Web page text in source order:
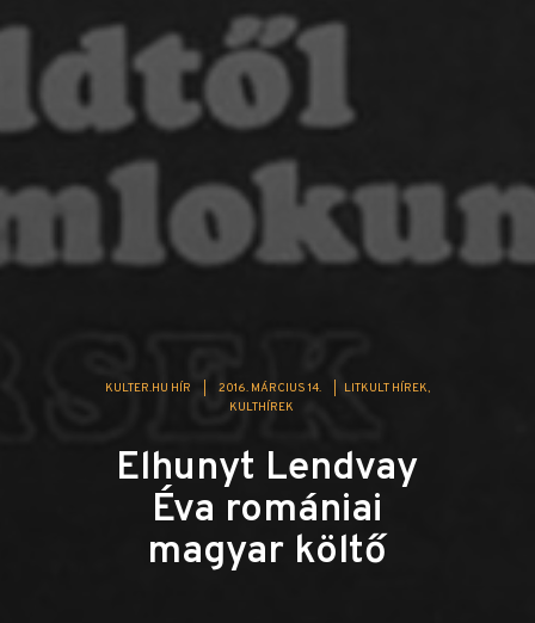
KULTER.HU HÍR 2016. MÁRCIUS 14.
LITKULT HÍREK
KULTHÍREK
Elhunyt Lendvay
Éva romániai
magyar költő